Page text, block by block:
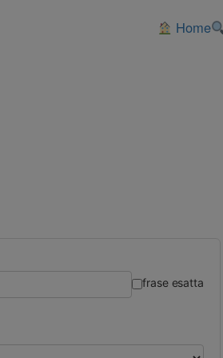
Home
frase esatta